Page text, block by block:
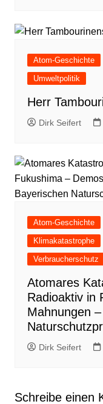
Atom-Geschichte
Umweltpolitik
Herr
Dirk Seifert
Atom-Geschichte
Klimakatastrophe
Verbraucherschutz
Atomares
Radioaktiv in
Mahnungen
Dirk Seifert
Schreibe einen